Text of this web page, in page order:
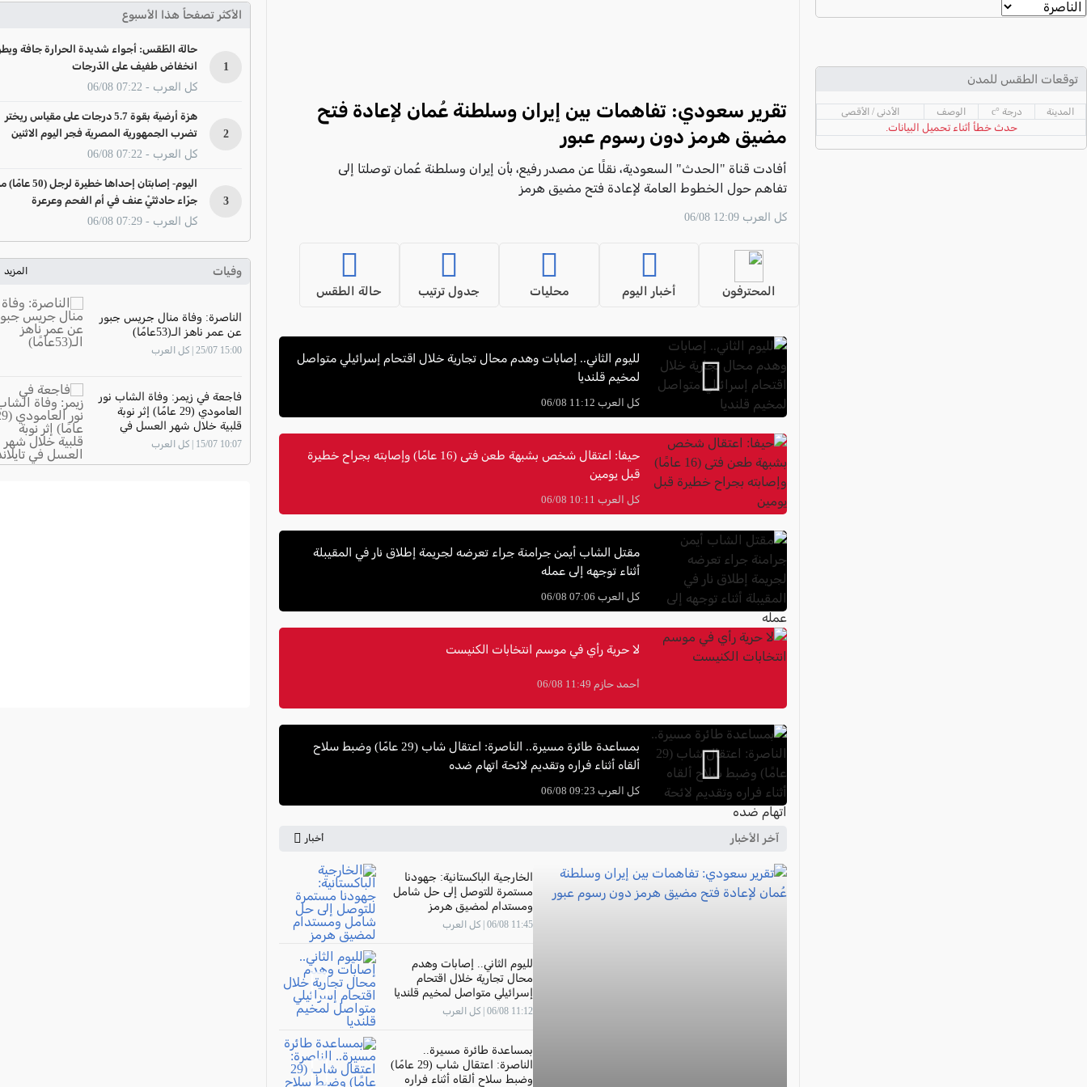
المغار والقضاء
توقعات الطقس للمدن
المدينة درجة °c الوصف الأدنى / الأقصى
حدث خطأ أثناء تحميل البيانات.
تقرير سعودي: تفاهمات بين إيران وسلطنة عُمان لإعادة فتح
مضيق هرمز دون رسوم عبور
أفادت قناة "الحدث" السعودية، نقلًا عن مصدر رفيع، بأن إيران وسلطنة عُمان توصلتا إلى
تفاهم حول الخطوط العامة لإعادة فتح مضيق هرمز
كل العرب 12:09 06/08
المحترفون أخبار اليوم محليات جدول ترتيب حالة الطقس
لليوم الثاني.. إصابات وهدم محال تجارية خلال اقتحام إسرائيلي متواصل
لمخيم قلنديا
كل العرب 11:12 06/08
حيفا: اعتقال شخص بشبهة طعن فتى (16 عامًا) وإصابته بجراح خطيرة
قبل يومين
كل العرب 10:11 06/08
مقتل الشاب أيمن جرامنة جراء تعرضه لجريمة إطلاق نار في المقيبلة
أثناء توجهه إلى عمله
كل العرب 07:06 06/08
لا حرية رأي في موسم انتخابات الكنيست
أحمد حازم 11:49 06/08
بمساعدة طائرة مسيرة.. الناصرة: اعتقال شاب (29 عامًا) وضبط سلاح
ألقاه أثناء فراره وتقديم لائحة اتهام ضده
كل العرب 09:23 06/08
آخر الأخبار أخبار
الخارجية الباكستانية: جهودنا
مستمرة للتوصل إلى حل شامل
ومستدام لمضيق هرمز
11:45 06/08 | كل العرب
لليوم الثاني.. إصابات وهدم
محال تجارية خلال اقتحام
إسرائيلي متواصل لمخيم قلنديا
11:12 06/08 | كل العرب
بمساعدة طائرة مسيرة..
الناصرة: اعتقال شاب (29 عامًا)
وضبط سلاح ألقاه أثناء فراره
الأكثر تصفحاً هذا الأسبوع
1
حالة الطّقس: أجواء شديدة الحرارة جافة
انخفاض طفيف على الدّرجات
كل العرب - 07:22 06/08
2
هزة أرضية بقوة 5.7 درجات على مقياس ريختر
تضرب الجمهورية المصرية فجر اليوم الاثنين
كل العرب - 07:22 06/08
3
اليوم- إصابتان إحداها خطيرة لرجل
جرّاء حادثتَيْ عنف في أم الفحم وعرعرة
كل العرب - 07:29 06/08
وفيات المزيد
الناصرة: وفاة منال جريس جبور
عن عمر ناهز الـ(53عامًا)
15:00 25/07 | كل العرب
فاجعة في زيمر: وفاة الشاب نور
العامودي (29 عامًا) إثر نوبة
قلبية خلال شهر العسل في
تايلاند
10:07 15/07 | كل العرب